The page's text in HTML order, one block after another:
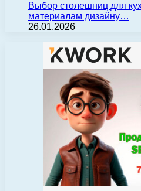
Выбор столешниц для
материалам дизайну…
26.01.2026